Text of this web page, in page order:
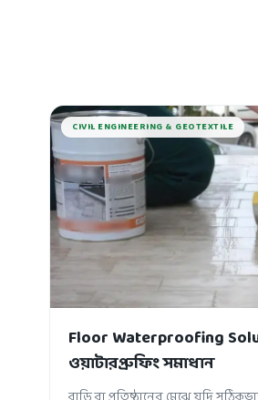
CIVIL ENGINEERING & GEOTEXTILE
Floor Waterproofing
ওয়াটারপ্রুফিং সমাধান